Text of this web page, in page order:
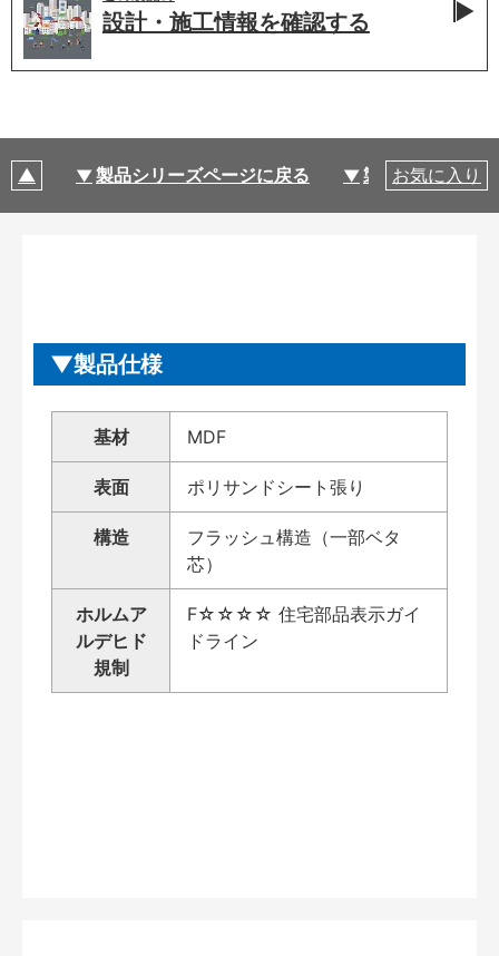
設計・施工情報を確認する
製品シリーズページに戻る 製品仕様
お気に入り
製品仕様
基材 MDF
表面 ポリサンドシート張り
構造
フラッシュ構造（一部ベタ
芯）
ホルムア
ルデヒド
規制
F☆☆☆☆ 住宅部品表示ガイ
ドライン